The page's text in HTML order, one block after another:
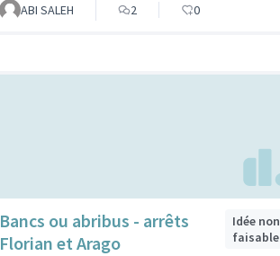
ABI SALEH 2 0
Bancs ou abribus - arrêts
Florian et Arago
Idée non
faisable